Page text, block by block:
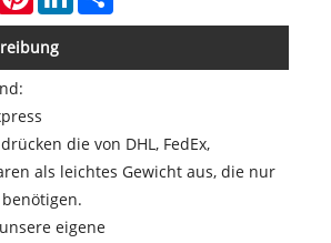
die von DHL, FedEx,
als leichtes Gewicht aus, die nur
eigene